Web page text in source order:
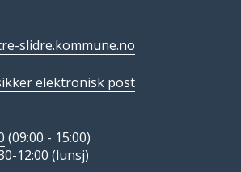
slidre.kommune.no
elektronisk post
(09:00 - 15:00)
12:00 (lunsj)